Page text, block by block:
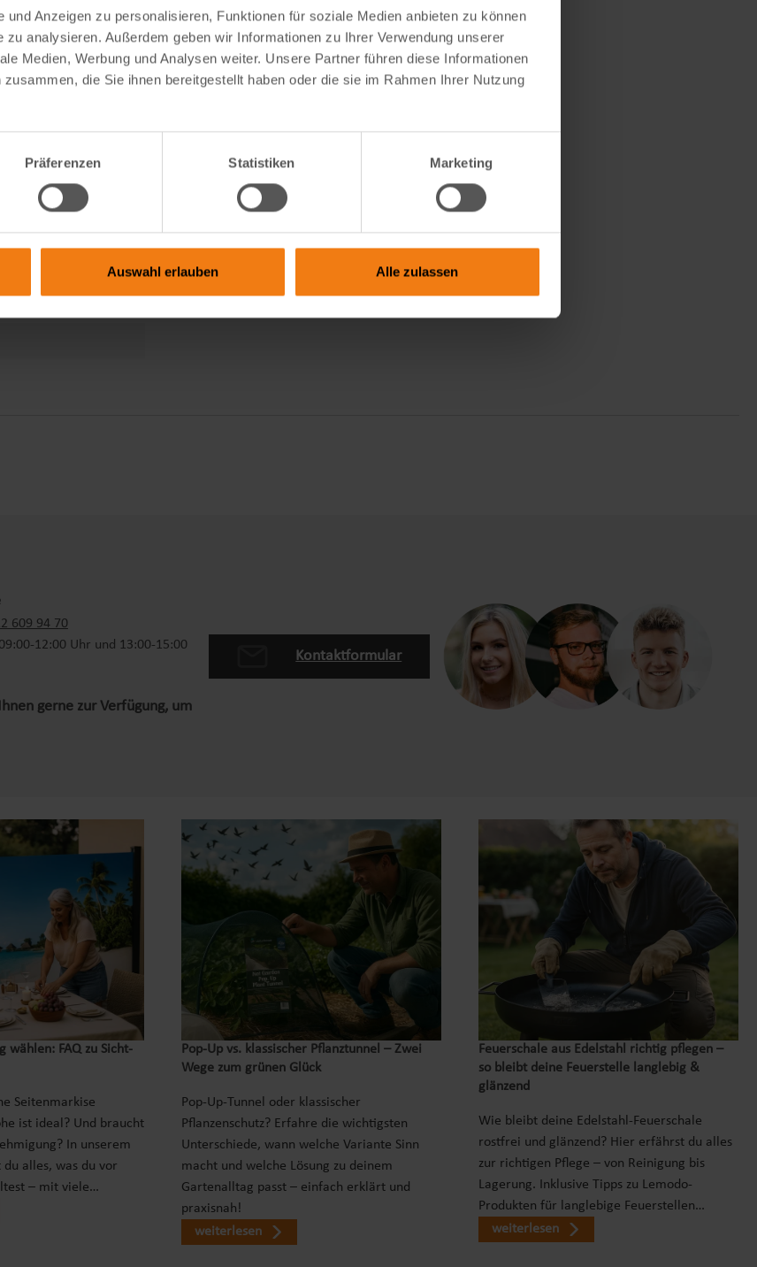
und Anzeigen zu personalisieren, Funktionen für soziale Medien anbieten zu können
zu analysieren. Außerdem geben wir Informationen zu Ihrer Verwendung unserer
Medien, Werbung und Analysen weiter. Unsere Partner führen diese Informationen
die Sie ihnen bereitgestellt haben oder die sie im Rahmen Ihrer Nutzung
Präferenzen Statistiken Marketing
Auswahl erlauben Alle zulassen
oder Balkone
609 94 70
12:00 Uhr und 13:00-15:00
gerne zur Verfügung, um
Kontaktformular
wählen: FAQ zu Sicht-
Seitenmarkise
ist ideal? Und braucht
In unserem
alles, was du vor
– mit viele…
Pop‑Up vs. klassischer Pflanztunnel – Zwei
Wege zum grünen Glück
Pop-Up-Tunnel oder klassischer
Pflanzenschutz? Erfahre die wichtigsten
Unterschiede, wann welche Variante Sinn
macht und welche Lösung zu deinem
Gartenalltag passt – einfach erklärt und
praxisnah!
weiterlesen
Feuerschale aus Edelstahl richtig pflegen –
so bleibt deine Feuerstelle langlebig &
glänzend
Wie bleibt deine Edelstahl-Feuerschale
rostfrei und glänzend? Hier erfährst du alles
zur richtigen Pflege – von Reinigung bis
Lagerung. Inklusive Tipps zu Lemodo-
Produkten für langlebige Feuerstellen…
weiterlesen